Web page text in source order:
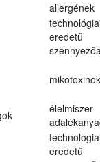
allergének
eredetű
mikotoxinok
élelmiszer
eredetű